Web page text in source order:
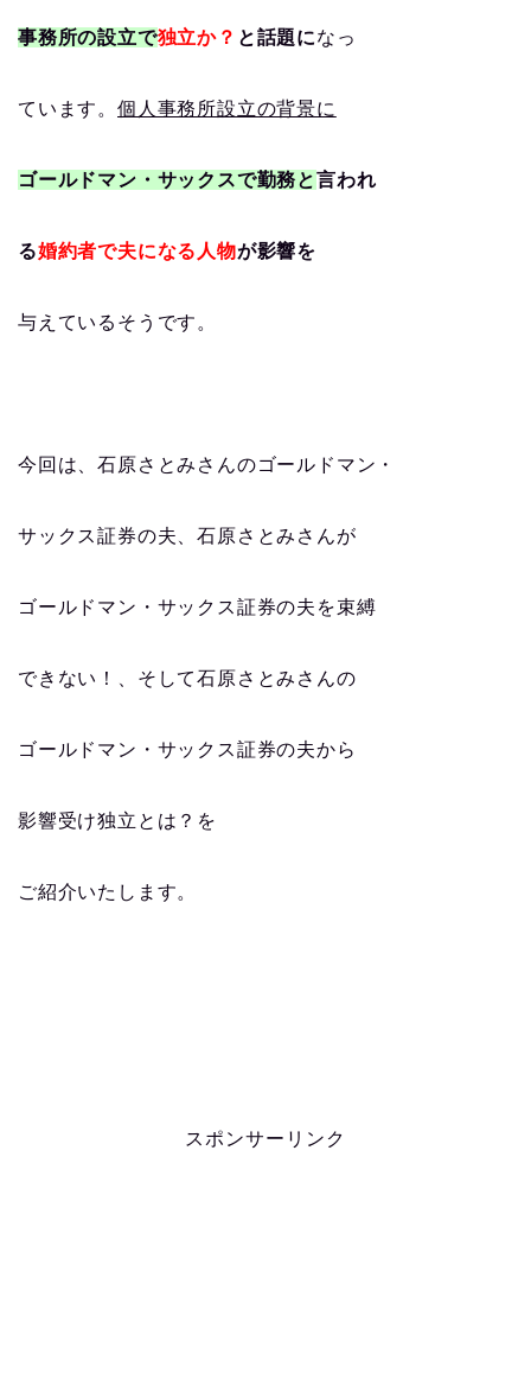
事務所の設立で独立か？ と話題になっ
ています。 個人事務所設立の背景に
ゴールドマン・サックスで勤務と言われ
る婚約者で夫になる人物が影響を
与えているそうです。
今回は、石原さとみさんのゴールドマン・
サックス証券の夫、石原さとみさんが
ゴールドマン・サックス証券の夫を束縛
できない！、そして石原さとみさんの
ゴールドマン・サックス証券の夫から
影響受け独立とは？を
ご紹介いたします。
スポンサーリンク